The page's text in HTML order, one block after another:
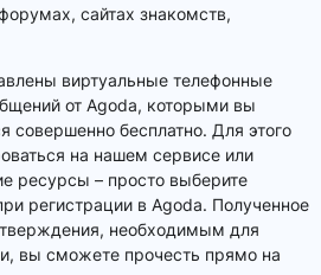
сайтах знакомств,
виртуальные телефонные
от Agoda, которыми вы
совершенно бесплатно. Для этого
на нашем сервисе или
ресурсы – просто выберите
регистрации в Agoda. Полученное
необходимым для
вы сможете прочесть прямо на